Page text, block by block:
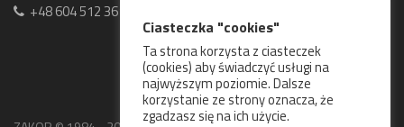
+48 604 512 361
Ciasteczka "cookies"
Ta strona korzysta z ciasteczek
(cookies) aby świadczyć usługi na
najwyższym poziomie. Dalsze
korzystanie ze strony oznacza, że
zgadzasz się na ich użycie.